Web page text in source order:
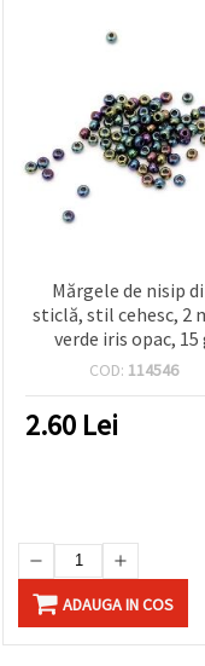
Mărgele de nisip
sticlă, stil cehesc, 2
verde iris opac, 15
(~2050 buc)
COD: 114546
2.60 Lei
ADAUGA IN COS